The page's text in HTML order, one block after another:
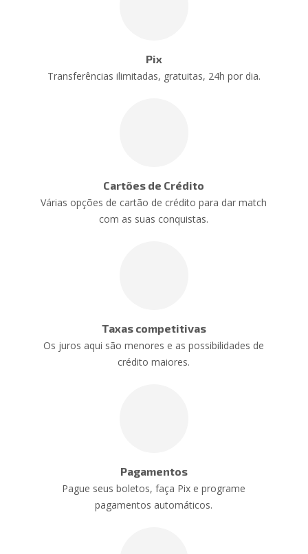
Pix
Transferências ilimitadas, gratuitas, 24h por dia.
Cartões de Crédito
Várias opções de cartão de crédito para dar match
com as suas conquistas.
Taxas competitivas
Os juros aqui são menores e as possibilidades de
crédito maiores.
Pagamentos
Pague seus boletos, faça Pix e programe
pagamentos automáticos.